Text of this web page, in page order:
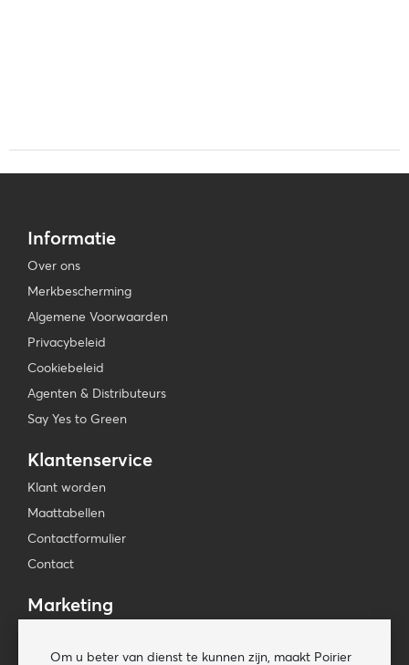
Om u beter van dienst te kunnen zijn, maakt Poirier
Informatie
Over ons
Merkbescherming
Algemene Voorwaarden
Privacybeleid
Cookiebeleid
Agenten & Distributeurs
Say Yes to Green
Klantenservice
Klant worden
Maattabellen
Contactformulier
Contact
Marketing
Pers & Media